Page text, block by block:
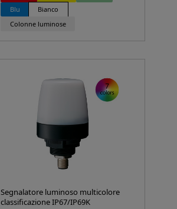
Blu
Bianco
Colonne luminose
Segnalatore luminoso multicolore
classificazione IP67/IP69K